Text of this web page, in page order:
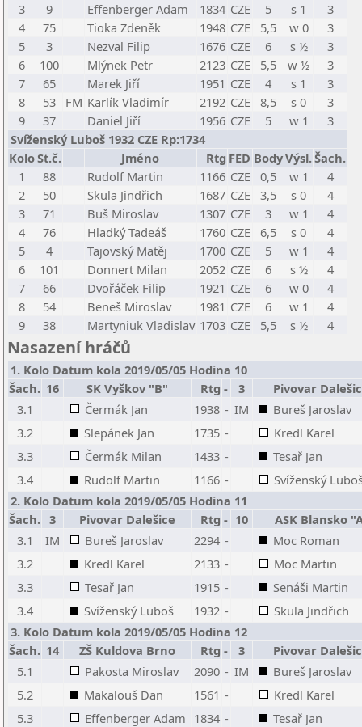
3
9 Effenberger Adam 1834 CZE 5 s 1
3
4
75 Tioka Zdeněk 1948 CZE 5,5 w 0
3
5
3 Nezval Filip 1676 CZE 6 s ½
3
6
100 Mlýnek Petr 2123 CZE 5,5 w ½
3
7
65 Marek Jiří 1951 CZE 4 s 1
3
8
53 FM Karlík Vladimír 2192 CZE 8,5 s 0
3
9
37 Daniel Jiří 1956 CZE 5 w 1
3
Svíženský Luboš 1932 CZE Rp:1734
KoloSt.č. Jméno Rtg FED BodyVýsl.Šach.
1
88 Rudolf Martin 1166 CZE 0,5 w 1
4
2
50 Skula Jindřich 1687 CZE 3,5 s 0
4
3
71 Buš Miroslav 1307 CZE 3 w 1
4
4
76 Hladký Tadeáš 1760 CZE 6,5 s 0
4
5
4 Tajovský Matěj 1700 CZE 5 w 1
4
6
101 Donnert Milan 2052 CZE 6 s ½
4
7
66 Dvořáček Filip 1921 CZE 6 w 0
4
8
54 Beneš Miroslav 1981 CZE 6 w 1
4
9
38 Martyniuk Vladislav 1703 CZE 5,5 s ½ 4
Nasazení hráčů
1. Kolo Datum kola 2019/05/05 Hodina 10
Šach. 16 SK Vyškov "B" Rtg - 3
Pivovar
3.1
Čermák Jan 1938 - IM
Bureš Jaroslav
3.2
Slepánek Jan 1735 -
Kredl Karel
3.3
Čermák Milan 1433 -
Tesař Jan
3.4
Rudolf Martin 1166 -
Svíženský
2. Kolo Datum kola 2019/05/05 Hodina 11
Šach. 3 Pivovar Dalešice Rtg - 10
ASK Blansko
3.1
IM Bureš Jaroslav 2294 -
Moc Roman
3.2
Kredl Karel 2133 -
Moc Martin
3.3
Tesař Jan 1915 -
Senáši Martin
3.4
Svíženský Luboš 1932 -
Skula Jindřich
3. Kolo Datum kola 2019/05/05 Hodina 12
Šach. 14 ZŠ Kuldova Brno Rtg - 3
Pivovar
5.1
Pakosta Miroslav 2090 - IM
Bureš Jaroslav
5.2
Makalouš Dan 1561 -
Kredl Karel
5.3
Effenberger Adam 1834 -
Tesař Jan